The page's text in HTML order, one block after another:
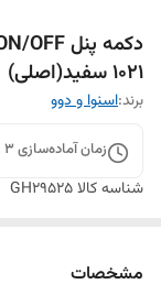
1021 سفید(اصلی)
برند:اسنوا و دوو
زمان آماده‌سازی 3
شناسه کالاGH29525
مشخصات